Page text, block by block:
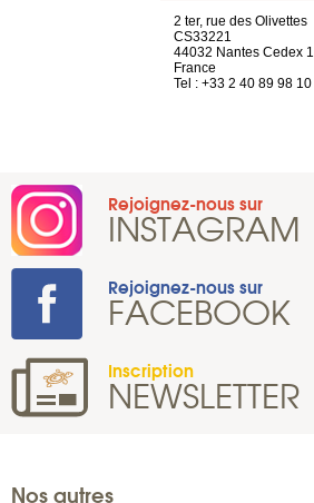
2 ter, rue des Olivettes
CS33221
44032 Nantes Cedex 1
France
Tel : +33 2 40 89 98 10
Rejoignez-nous sur
INSTAGRAM
Rejoignez-nous sur
FACEBOOK
Inscription
NEWSLETTER
Nos autres